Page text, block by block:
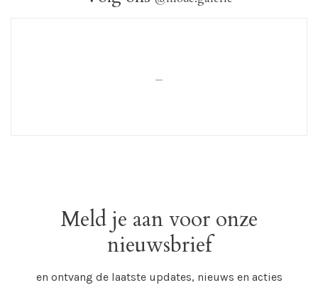
Meld je aan voor onze
nieuwsbrief
en ontvang de laatste updates, nieuws en acties